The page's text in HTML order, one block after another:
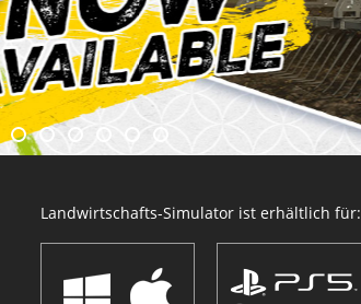
Landwirtschafts-Simulator ist erhältlich für: